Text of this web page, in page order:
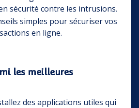
sécurité contre les intrusions.
simples pour sécuriser vos
en ligne.
les meilleures
des applications utiles qui